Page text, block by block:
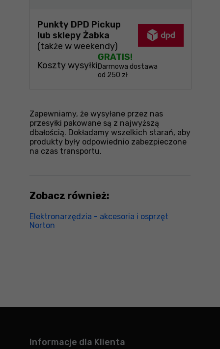
Punkty DPD Pickup
lub sklepy Żabka
(także w weekendy)
Koszty wysyłki
GRATIS!
Darmowa dostawa
od 250 zł
Zapewniamy, że wysyłane przez nas
przesyłki pakowane są z najwyższą
dbałością. Dokładamy wszelkich starań, aby
produkty były odpowiednio zabezpieczone
na czas transportu.
Zobacz również:
Elektronarzędzia - akcesoria i osprzęt
Norton
Informacje dla Klienta